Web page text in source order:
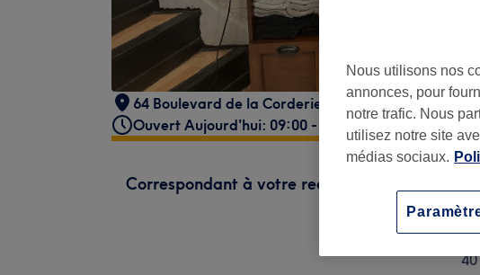
64 Boulevard de la Corderie Marseille, 13007
Ouvert Aujourd'hui: 09:00 - 19:00
Correspondant à votre recherche
Nous utilisons nos
annonces, pour
notre trafic. Nous
utilisez notre site
médias sociaux.